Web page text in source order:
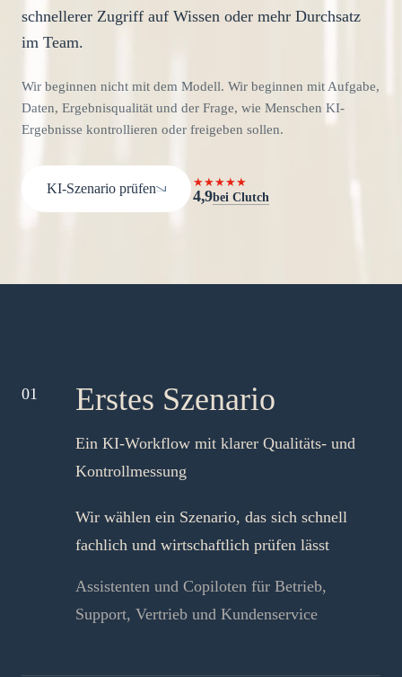
schnellerer Zugriff auf Wissen oder mehr Durchsatz
im Team.
Wir beginnen nicht mit dem Modell. Wir beginnen mit Aufgabe,
Daten, Ergebnisqualität und der Frage, wie Menschen KI-
Ergebnisse kontrollieren oder freigeben sollen.
KI-Szenario prüfen ★★★★★
4,9bei Clutch
01 Erstes Szenario
Ein KI-Workflow mit klarer Qualitäts- und
Kontrollmessung
Wir wählen ein Szenario, das sich schnell
fachlich und wirtschaftlich prüfen lässt
Assistenten und Copiloten für Betrieb,
Support, Vertrieb und Kundenservice